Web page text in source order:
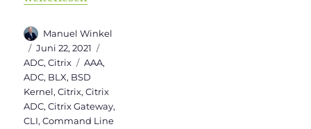
Autor
Manuel Winkel
Veröffentlicht
am
Juni 22, 2021
ADC,Citrix Schlagwörter
AAA,
ADC, BLX, BSD
Kernel,Citrix,Citrix
ADC,Citrix Gateway,
CLI,Command Line